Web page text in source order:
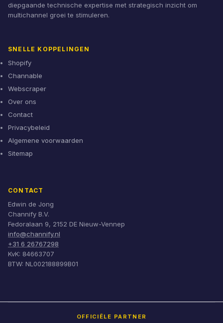
diepgaande technische expertise met strategisch inzicht om
multichannel groei te stimuleren.
SNELLE KOPPELINGEN
Shopify
Channable
Webscraper
Over ons
Contact
Privacybeleid
Algemene voorwaarden
Sitemap
CONTACT
Edwin de Jong
Channify B.V.
Fedoralaan 9, 2152 DE Nieuw-Vennep
info@channify.nl
+31 6 26767298
KvK: 84663707
BTW: NL002188899B01
OFFICIËLE PARTNER